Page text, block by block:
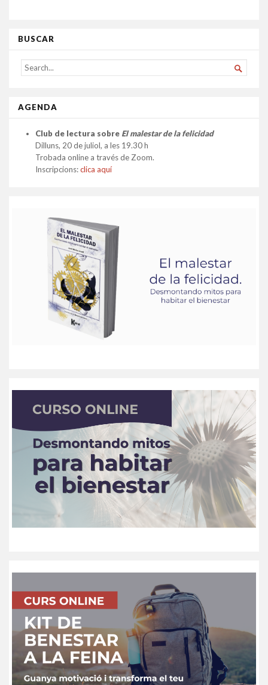
BUSCAR
SEARCH
FOR...

AGENDA
Club de lectura sobre El malestar de la felicidad
Dilluns, 20 de juliol, a les 19.30 h
Trobada online a través de Zoom.
Inscripcions:clica aquí